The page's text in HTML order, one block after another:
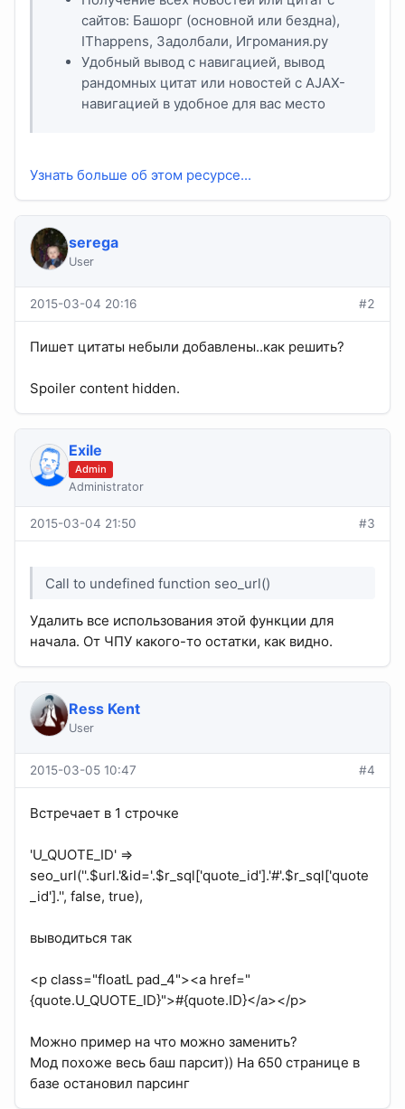
сайтов: Башорг (основной или бездна),
IThappens, Задолбали, Игромания.ру
Удобный вывод с навигацией, вывод
рандомных цитат или новостей с AJAX-
навигацией в удобное для вас место
Узнать больше об этом ресурсе...
serega
User
2015-03-04 20:16 #2
Пишет цитаты небыли добавлены..как решить?
Spoiler content hidden.
Exile
Admin
Administrator
2015-03-04 21:50 #3
Call to undefined function seo_url()
Удалить все использования этой функции для
начала. От ЧПУ какого-то остатки, как видно.
Ress Kent
User
2015-03-05 10:47 #4
Встречает в 1 строчке
'U_QUOTE_ID' =>
seo_url(''.$url.'&id='.$r_sql['quote_id'].'#'.$r_sql['quote
_id'].'', false, true),
выводиться так
<p class="floatL pad_4"><a href="
{quote.U_QUOTE_ID}">#{quote.ID}</a></p>
Можно пример на что можно заменить?
Мод похоже весь баш парсит)) На 650 странице в
базе остановил парсинг